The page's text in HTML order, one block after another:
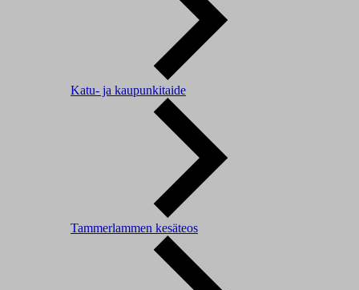
Katu- ja kaupunkitaide
Tammerlammen kesäteos